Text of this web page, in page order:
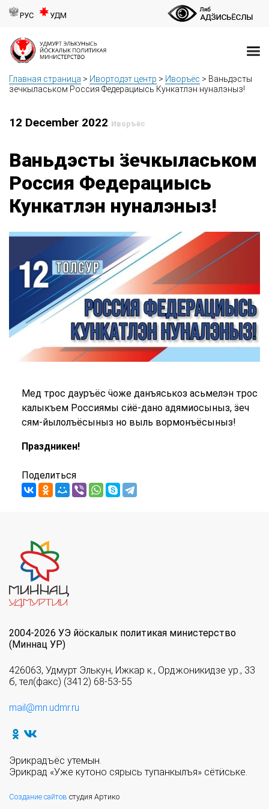
РУС УДМ
Главная страница > Ивортодэт центр > Иворъёс > Ваньдэсты
ӟечкыласьком Россия Федерациысь Кункатлэн нуналэныз!
12 December 2022 Иворъёс
Ваньдэсты ӟечкыласьком
Россия Федерациысь
Кункатлэн нуналэныз!
Мед трос дауръёс ӵоже данъяськоз асьмелэн трос
калыкъем Россиямы сӥё-дано адямиосыныз, ӟеч
сям-йылолъёсыныз но выль вормонъёсыныз!
Праздникен!
Поделиться
2004-2026 УЭ йöскалык политикая министерство
(Миннац УР)
426063, Удмурт Элькун, Ижкар к., Орджоникидзе ур., 33
б, тел(факс) (3412) 68-53-55
mail@mn.udmr.ru
Эрикрадъёс утемын.
Эрикрад «Уже кутоно сярысь тупанкылъя» сётӥське.
Создание сайтов студия Артико